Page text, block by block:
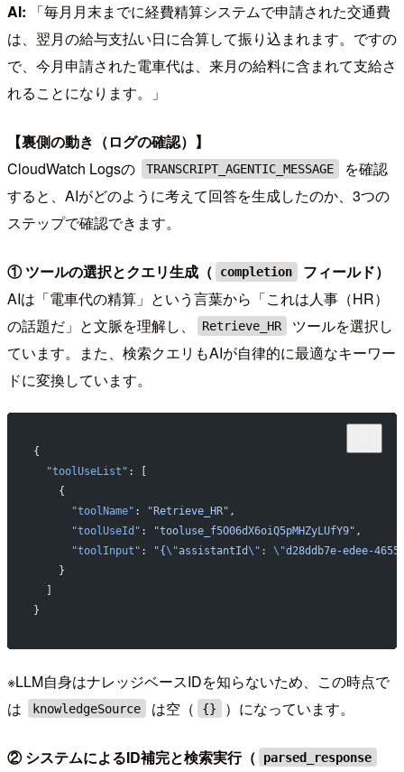
AI: 「毎月月末までに経費精算システムで申請された交通費
は、翌月の給与支払い日に合算して振り込まれます。ですの
で、今月申請された電車代は、来月の給料に含まれて支給さ
れることになります。」
【裏側の動き（ログの確認）】
CloudWatch Logsの
TRANSCRIPT_AGENTIC_MESSAGE
を確認
すると、AIがどのように考えて回答を生成したのか、3つの
ステップで確認できます。
① ツールの選択とクエリ生成（ completion
フィールド）
AIは「電車代の精算」という言葉から「これは人事（HR）
の話題だ」と文脈を理解し、
Retrieve_HR
ツールを選択し
ています。また、検索クエリもAIが自律的に最適なキーワー
ドに変換しています。
{
  "toolUseList"
: [
    {
      "toolName"
: "Retrieve_HR" ,
      "toolUseId"
: "tooluse_f5O06dX6oiQ5pMHZyLUfY9" ,
      "toolInput"
: "{\"assistantId\" : \"d28ddb7e-edee-
    }
}
※LLM自身はナレッジベースIDを知らないため、この時点で
は
knowledgeSource は空（ {} ）になっています。
② システムによるID補完と検索実行（ parsed_response